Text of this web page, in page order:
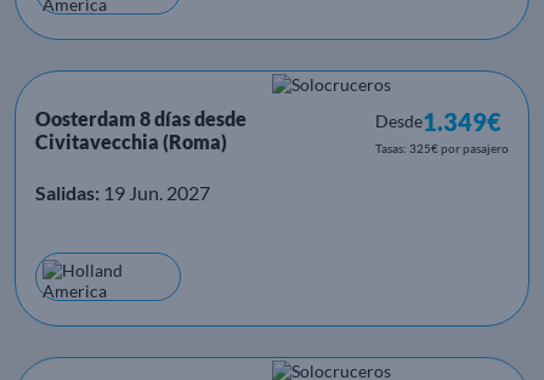
Oosterdam 8 días desde
Civitavecchia (Roma)
Desde1.349€
Tasas: 325€ por pasajero
Salidas: 19 Jun. 2027